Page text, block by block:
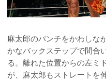
麻太郎のパンチをかわしな
かなバックステップで間合
る。離れた位置からの左ミ
が、麻太郎もストレートを